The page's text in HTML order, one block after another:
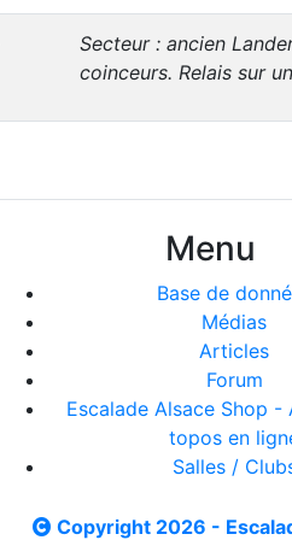
Secteur : ancien
coinceurs. Relais sur
Menu
Base de
Médias
Articles
Forum
Escalade Alsace Shop -
topos en
Salles /
Copyright 2026 -